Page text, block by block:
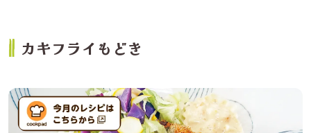
カキフライもどき